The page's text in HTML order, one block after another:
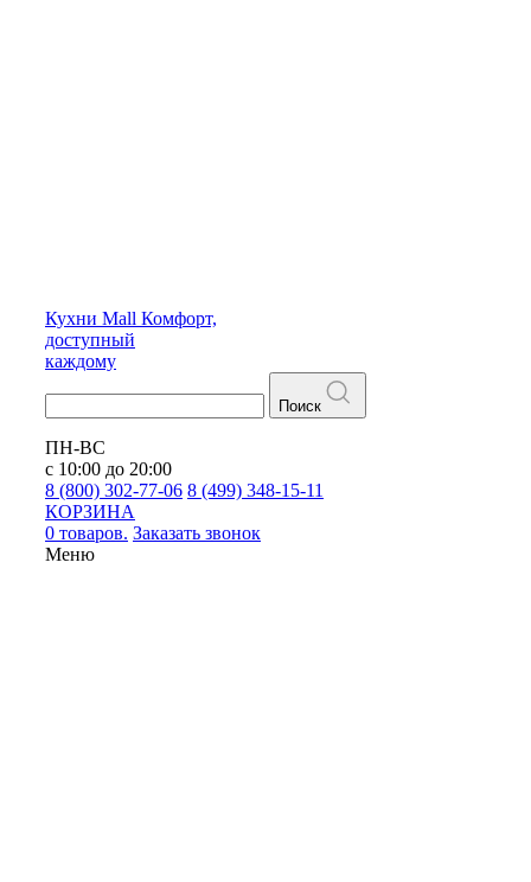
Кухни Mall Комфорт,
доступный
каждому
Поиск
ПН-ВС
с 10:00 до 20:00
8 (800) 302-77-06 8 (499) 348-15-11
КОРЗИНА
0 товаров. Заказать звонок
Меню